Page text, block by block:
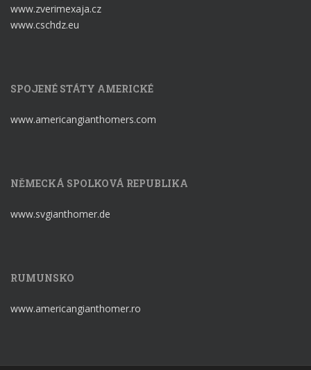
www.zverimexaja.cz
www.cschdz.eu
SPOJENÉ STÁTY AMERICKÉ
www.americangianthomers.com
NĚMECKÁ SPOLKOVÁ REPUBLIKA
www.svgianthomer.de
RUMUNSKO
www.americangianthomer.ro